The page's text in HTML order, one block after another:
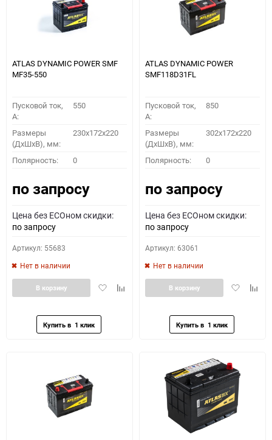
ATLAS DYNAMIC POWER SMF
MF35-550
Пусковой ток,
A:
550
Размеры
(ДхШхВ), мм:
230x172x220
Полярность: 0
по запросу
Цена без ECOном скидки:
по запросу
Артикул: 55683
Нет в наличии
ДобавитьДобавить
В корзину
ATLAS DYNAMIC POWER
SMF118D31FL
Пусковой ток,
A:
850
Размеры
(ДхШхВ), мм:
302x172x220
Полярность: 0
по запросу
Цена без ECOном скидки:
по запросу
Артикул: 63061
Нет в наличии
Добавить
В корзину